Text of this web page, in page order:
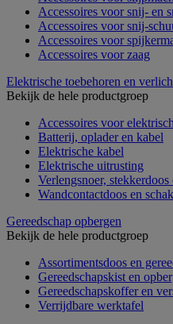
Accessoires voor snij- en
Accessoires voor snij-
Accessoires voor
Accessoires voor zaag
Elektrische toebehoren en
Bekijk de hele productgroep
Accessoires voor
Batterij, oplader en kabel
Elektrische kabel
Elektrische uitrusting
Verlengsnoer, stekkerdoos
Wandcontactdoos en
Gereedschap opbergen
Bekijk de hele productgroep
Assortimentsdoos en
Gereedschapskist en
Gereedschapskoffer en
Verrijdbare werktafel